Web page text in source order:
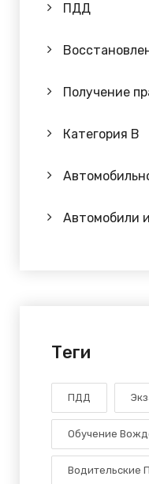
ПДД
Получение
Категория B
Автомобили
Теги
ПДД
Обучение
Водительские